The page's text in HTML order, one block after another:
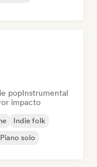
popInstrumental
impacto
Indie folk
Piano solo